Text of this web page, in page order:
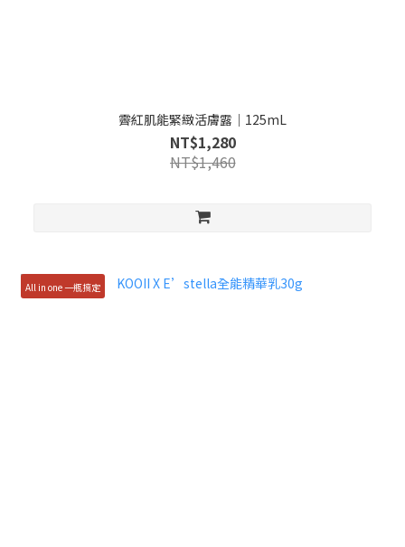
霽紅肌能緊緻活膚露｜125mL
NT$1,280
NT$1,460
All in one 一瓶搞定